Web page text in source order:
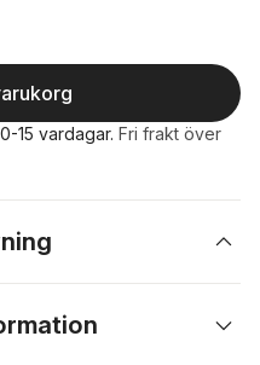
15 vardagar. Fri frakt över